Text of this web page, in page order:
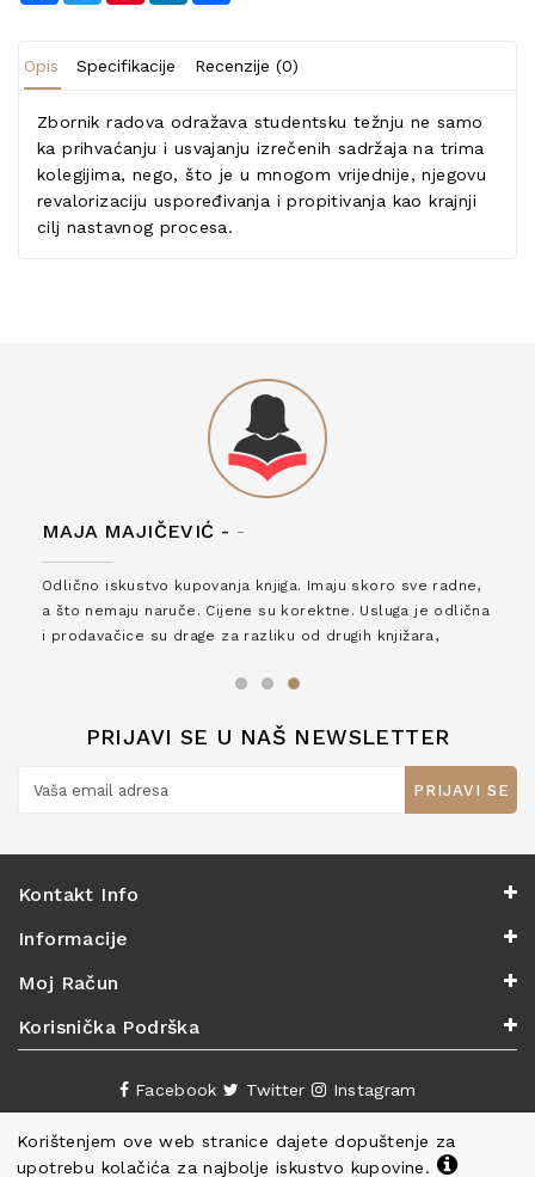
Opis Specifikacije Recenzije (0)
Zbornik radova odražava studentsku težnju ne samo
ka prihvaćanju i usvajanju izrečenih sadržaja na trima
kolegijima, nego, što je u mnogom vrijednije, njegovu
revalorizaciju uspoređivanja i propitivanja kao krajnji
cilj nastavnog procesa.
Korištenjem ove web stranice dajete dopuštenje za
upotrebu kolačića za najbolje iskustvo kupovine.
MAJA MAJIČEVIĆ - -
Odlično iskustvo kupovanja knjiga. Imaju skoro sve radne,
a što nemaju naruče. Cijene su korektne. Usluga je odlična
i prodavačice su drage za razliku od drugih knjižara,
PRIJAVI SE U NAŠ NEWSLETTER
PRIJAVI SE
Kontakt Info
Informacije
Moj Račun
Korisnička Podrška
Facebook Twitter Instagram